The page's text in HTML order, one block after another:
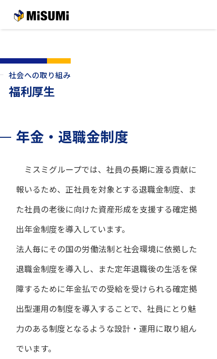
メインコンテンツへスキップする
社会への取り組み
福利厚生
年金・退職金制度
ミスミグループでは、社員の長期に渡る貢献に
報いるため、正社員を対象とする退職金制度、ま
た社員の老後に向けた資産形成を支援する確定拠
出年金制度を導入しています。
法人毎にその国の労働法制と社会環境に依拠した
退職金制度を導入し、また定年退職後の生活を保
障するために年金払での受給を受けられる確定拠
出型運用の制度を導入することで、社員にとり魅
力のある制度となるような設計・運用に取り組ん
でいます。